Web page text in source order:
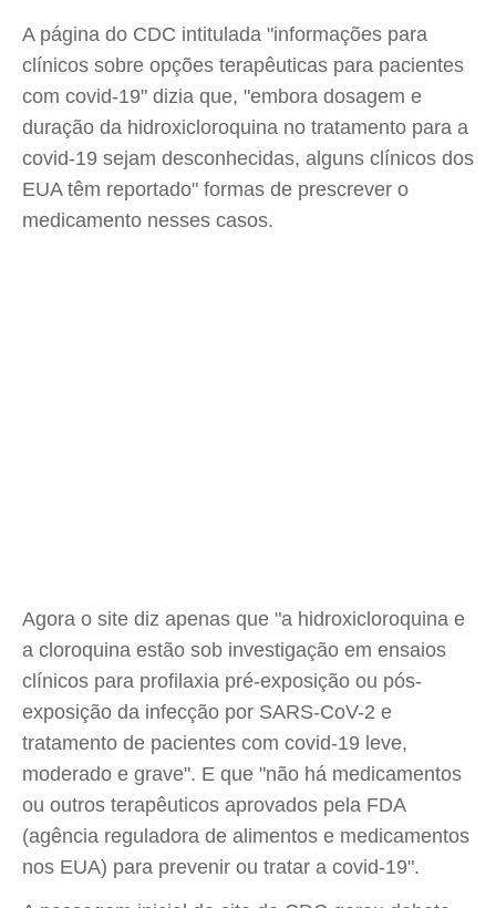
A página do CDC intitulada "informações para
clínicos sobre opções terapêuticas para pacientes
com covid-19" dizia que, "embora dosagem e
duração da hidroxicloroquina no tratamento para a
covid-19 sejam desconhecidas, alguns clínicos dos
EUA têm reportado" formas de prescrever o
medicamento nesses casos.
Agora o site diz apenas que "a hidroxicloroquina e
a cloroquina estão sob investigação em ensaios
clínicos para profilaxia pré-exposição ou pós-
exposição da infecção por SARS-CoV-2 e
tratamento de pacientes com covid-19 leve,
moderado e grave". E que "não há medicamentos
ou outros terapêuticos aprovados pela FDA
(agência reguladora de alimentos e medicamentos
nos EUA) para prevenir ou tratar a covid-19".